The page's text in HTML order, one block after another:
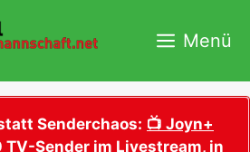
Menü
Senderchaos: 📺 Joyn+
Sender im Livestream, in